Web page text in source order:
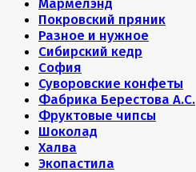
Мармелэнд
Покровский пряник
Разное и нужное
Сибирский кедр
София
Суворовские конфеты
Фабрика Берестова А.С.
Фруктовые чипсы
Шоколад
Халва
Экопастила